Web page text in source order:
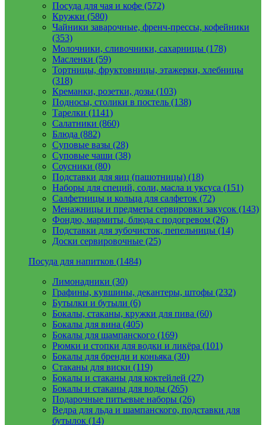
Посуда для чая и кофе (572)
Кружки (580)
Чайники заварочные, френч-прессы, кофейники
(353)
Молочники, сливочники, сахарницы (178)
Масленки (59)
Тортницы, фруктовницы, этажерки, хлебницы
(318)
Креманки, розетки, дозы (103)
Подносы, столики в постель (138)
Тарелки (1141)
Салатники (860)
Блюда (882)
Суповые вазы (28)
Суповые чаши (38)
Соусники (80)
Подставки для яиц (пашотницы) (18)
Наборы для специй, соли, масла и уксуса (151)
Салфетницы и кольца для салфеток (72)
Менажницы и предметы сервировки закусок (143)
Фондю, мармиты, блюда с подогревом (26)
Подставки для зубочисток, пепельницы (14)
Доски сервировочные (25)
Посуда для напитков (1484)
Лимонадники (30)
Графины, кувшины, декантеры, штофы (232)
Бутылки и бутыли (6)
Бокалы, стаканы, кружки для пива (60)
Бокалы для вина (405)
Бокалы для шампанского (169)
Рюмки и стопки для водки и ликёра (101)
Бокалы для бренди и коньяка (30)
Стаканы для виски (119)
Бокалы и стаканы для коктейлей (27)
Бокалы и стаканы для воды (265)
Подарочные питьевые наборы (26)
Ведра для льда и шампанского, подставки для
бутылок (14)